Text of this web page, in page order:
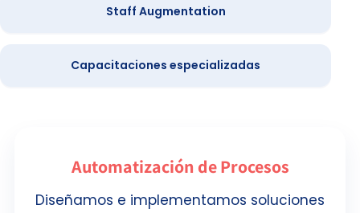
Staff Augmentation
Capacitaciones especializadas
Automatización de Procesos
Diseñamos e implementamos soluciones